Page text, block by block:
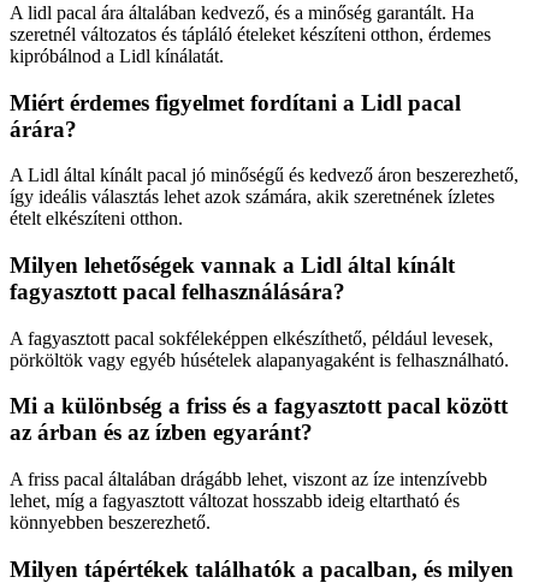
A lidl pacal ára általában kedvező, és a minőség garantált. Ha
szeretnél változatos és tápláló ételeket készíteni otthon, érdemes
kipróbálnod a Lidl kínálatát.
Miért érdemes figyelmet fordítani a Lidl pacal
árára?
A Lidl által kínált pacal jó minőségű és kedvező áron beszerezhető,
így ideális választás lehet azok számára, akik szeretnének ízletes
ételt elkészíteni otthon.
Milyen lehetőségek vannak a Lidl által kínált
fagyasztott pacal felhasználására?
A fagyasztott pacal sokféleképpen elkészíthető, például levesek,
pörköltök vagy egyéb húsételek alapanyagaként is felhasználható.
Mi a különbség a friss és a fagyasztott pacal között
az árban és az ízben egyaránt?
A friss pacal általában drágább lehet, viszont az íze intenzívebb
lehet, míg a fagyasztott változat hosszabb ideig eltartható és
könnyebben beszerezhető.
Milyen tápértékek találhatók a pacalban, és milyen